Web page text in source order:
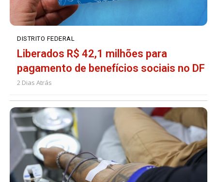
DISTRITO FEDERAL
Liberados R$ 42,1 milhões para
pagamento de benefícios sociais no DF
2 Dias Atrás